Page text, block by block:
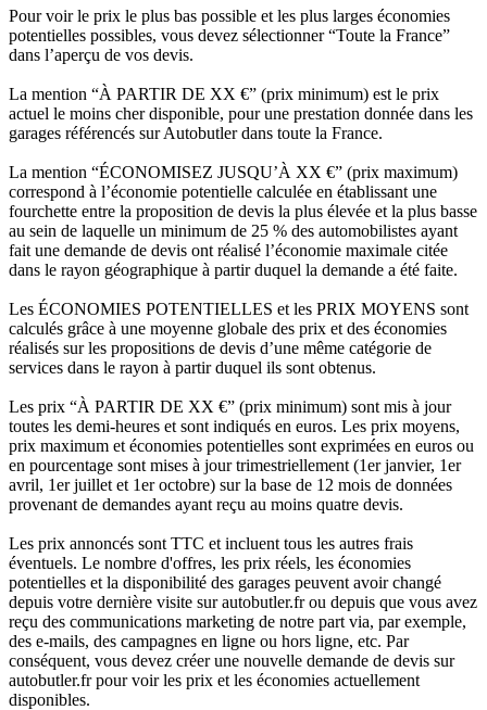
Pour voir le prix le plus bas possible et les plus larges économies
potentielles possibles, vous devez sélectionner “Toute la France”
dans l’aperçu de vos devis.
La mention “À PARTIR DE XX €” (prix minimum) est le prix
actuel le moins cher disponible, pour une prestation donnée dans les
garages référencés sur Autobutler dans toute la France.
La mention “ÉCONOMISEZ JUSQU’À XX €” (prix maximum)
correspond à l’économie potentielle calculée en établissant une
fourchette entre la proposition de devis la plus élevée et la plus basse
au sein de laquelle un minimum de 25 % des automobilistes ayant
fait une demande de devis ont réalisé l’économie maximale citée
dans le rayon géographique à partir duquel la demande a été faite.
Les ÉCONOMIES POTENTIELLES et les PRIX MOYENS sont
calculés grâce à une moyenne globale des prix et des économies
réalisés sur les propositions de devis d’une même catégorie de
services dans le rayon à partir duquel ils sont obtenus.
Les prix “À PARTIR DE XX €” (prix minimum) sont mis à jour
toutes les demi-heures et sont indiqués en euros. Les prix moyens,
prix maximum et économies potentielles sont exprimées en euros ou
en pourcentage sont mises à jour trimestriellement (1er janvier, 1er
avril, 1er juillet et 1er octobre) sur la base de 12 mois de données
provenant de demandes ayant reçu au moins quatre devis.
Les prix annoncés sont TTC et incluent tous les autres frais
éventuels. Le nombre d'offres, les prix réels, les économies
potentielles et la disponibilité des garages peuvent avoir changé
depuis votre dernière visite sur autobutler.fr ou depuis que vous avez
reçu des communications marketing de notre part via, par exemple,
des e-mails, des campagnes en ligne ou hors ligne, etc. Par
conséquent, vous devez créer une nouvelle demande de devis sur
autobutler.fr pour voir les prix et les économies actuellement
disponibles.